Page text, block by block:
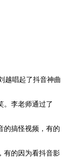
越唱起了抖音神曲
。李老师通过了
的搞怪视频，有的
有的因为看抖音影